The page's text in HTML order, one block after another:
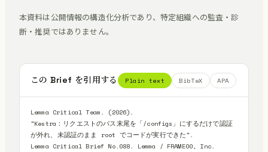
本資料は公開情報の構造化分析であり、特定組織への監査・診
断・推奨ではありません。
この Brief を引用する Plain text BibTeX APA
Lemma Critical Team. (2026).
"Kestra：リクエストのパス末尾を「/configs」にするだけで認証
が外れ、未認証のまま root でコードが実行できた".
Lemma Critical Brief No.088. Lemma / FRAME00, Inc.